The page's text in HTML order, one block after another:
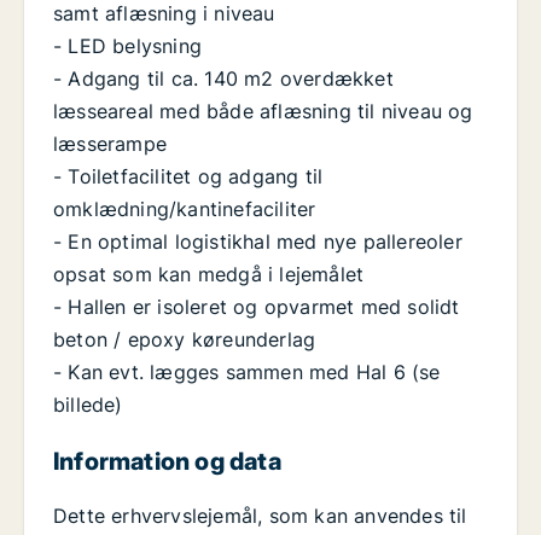
samt aflæsning i niveau
- LED belysning
- Adgang til ca. 140 m2 overdækket
læsseareal med både aflæsning til niveau og
læsserampe
- Toiletfacilitet og adgang til
omklædning/kantinefaciliter
- En optimal logistikhal med nye pallereoler
opsat som kan medgå i lejemålet
- Hallen er isoleret og opvarmet med solidt
beton / epoxy køreunderlag
- Kan evt. lægges sammen med Hal 6 (se
billede)
Information og data
Dette erhvervslejemål, som kan anvendes til